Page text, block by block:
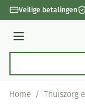
Ga naar de inhoud
Veilige betalingen
Menu
Home / Thuiszorg